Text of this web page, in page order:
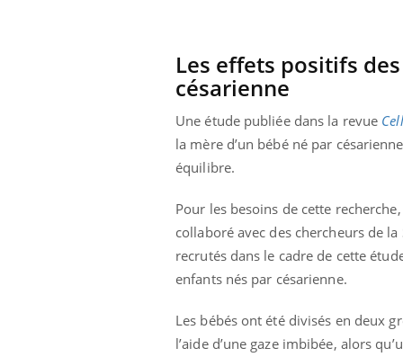
Les effets positifs
césarienne
Une étude publiée dans la revue
la mère d’un bébé né par
équilibre.
Pour les besoins de cette recherche,
collaboré avec des chercheurs de
recrutés dans le cadre de cette
enfants nés par césarienne.
Les bébés ont été divisés en deux
l’aide d’une gaze imbibée, alors